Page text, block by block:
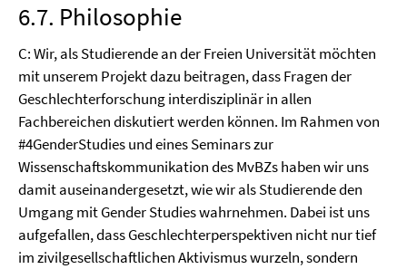
6.7. Philosophie
C: Wir, als Studierende an der Freien Universität möchten
mit unserem Projekt dazu beitragen, dass Fragen der
Geschlechterforschung interdisziplinär in allen
Fachbereichen diskutiert werden können. Im Rahmen von
#4GenderStudies und eines Seminars zur
Wissenschaftskommunikation des MvBZs haben wir uns
damit auseinandergesetzt, wie wir als Studierende den
Umgang mit Gender Studies wahrnehmen. Dabei ist uns
aufgefallen, dass Geschlechterperspektiven nicht nur tief
im zivilgesellschaftlichen Aktivismus wurzeln, sondern